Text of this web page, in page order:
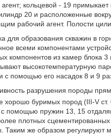
кольцевой - 19
20 и расположенные
рабочий агент. Полости
для образования скважин в
всеми компонентами
компонентов из камер блока
высокотемпературную
с помощью его насадок 8 и 9
разрушения породы
хорошо буримых пород (III-V
с помощью пружин 13, 15
плотных
Таким же образом регулируют